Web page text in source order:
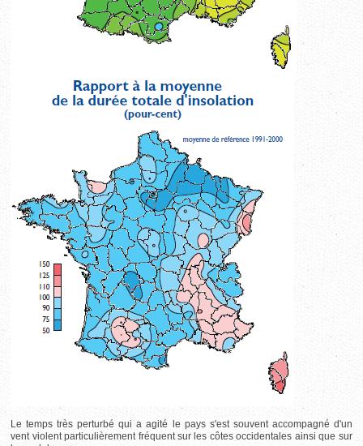
Le temps très perturbé qui a agité le pays s'est souvent accompagné d'un
vent violent particulièrement fréquent sur les côtes occidentales ainsi que sur